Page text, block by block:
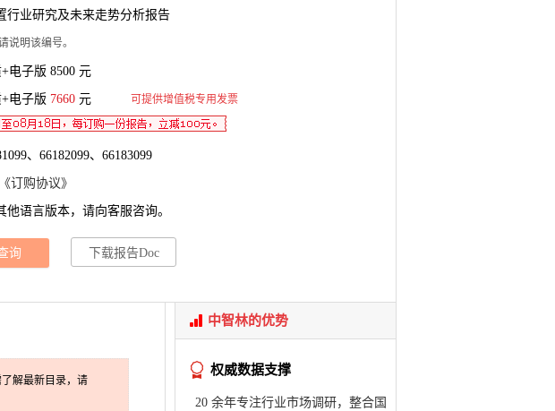
行业研究及未来走势分析报告
说明该编号。
子版 8500 元
子版 7660 元 可提供增值税专用发票
、66182099、66183099
订购协议》
语言版本，请向客服咨询。
询 下载报告Doc
了解最新目录，请
中智林的优势
权威数据支撑
20 余年专注行业市场调研，整合国